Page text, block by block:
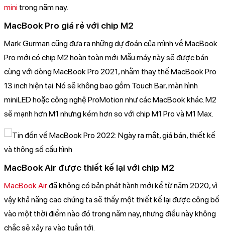
mini trong năm nay.
MacBook Pro giá rẻ với chip M2
Mark Gurman cũng đưa ra những dự đoán của mình về MacBook
Pro mới có chip M2 hoàn toàn mới. Mẫu máy này sẽ được bán
cùng với dòng MacBook Pro 2021, nhằm thay thế MacBook Pro
13 inch hiện tại. Nó sẽ không bao gồm Touch Bar, màn hình
miniLED hoặc công nghệ ProMotion như các MacBook khác. M2
sẽ mạnh hơn M1 nhưng kém hơn so với chip M1 Pro và M1 Max.
MacBook Air được thiết kế lại với chip M2
MacBook Airđã không có bản phát hành mới kể từ năm 2020, vì
vậy khả năng cao chúng ta sẽ thấy một thiết kế lại được công bố
vào một thời điểm nào đó trong năm nay, nhưng điều này không
chắc sẽ xảy ra vào tuần tới.